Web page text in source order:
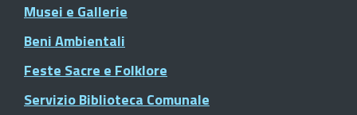
Musei e Gallerie
Beni Ambientali
Feste Sacre e Folklore
Servizio Biblioteca Comunale